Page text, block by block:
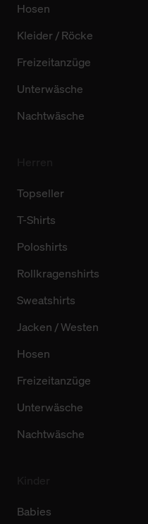
Hosen
Kleider / Röcke
Freizeitanzüge
Unterwäsche
Nachtwäsche
Topseller
T-Shirts
Poloshirts
Rollkragenshirts
Sweatshirts
Jacken / Westen
Hosen
Freizeitanzüge
Unterwäsche
Nachtwäsche
Babies